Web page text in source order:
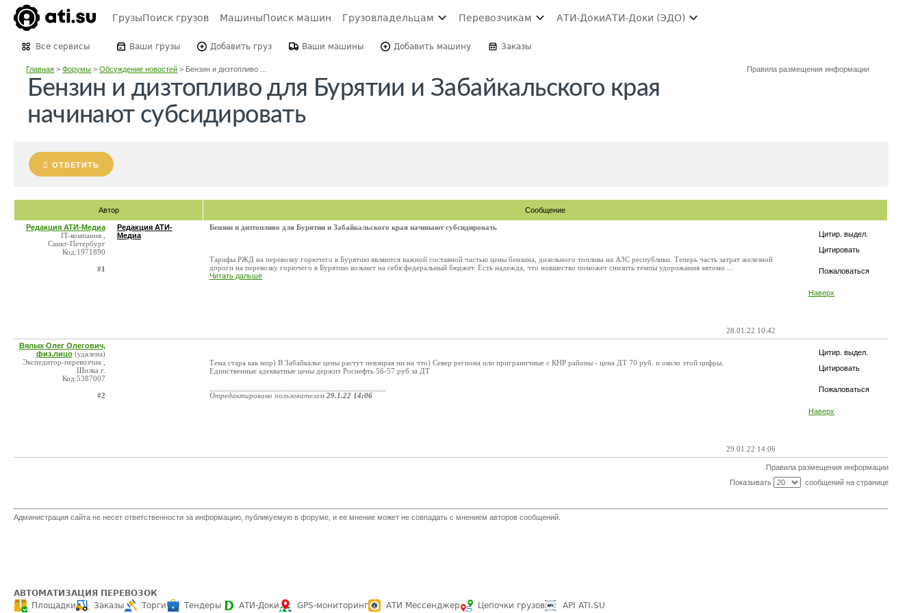
ГрузыПоиск грузов МашиныПоиск машин Грузовладельцам Перевозчикам АТИ-ДокиАТИ-Доки (ЭДО)
Все сервисы Ваши грузы Добавить груз Ваши машины Добавить машину Заказы
Главная >Форумы >Обсуждение новостей > Бензин и дизтопливо ... Правила размещения информации
Бензин и дизтопливо для Бурятии и Забайкальского края
начинают субсидировать
ОТВЕТИТЬ
Автор Сообщение
Цитир. выдел.
Цитировать
Пожаловаться
Наверх
Редакция АТИ-Медиа
IT-компания ,
Санкт-Петербург
Код:1971890
#1
Редакция АТИ-
Медиа
Бензин и дизтопливо для Бурятии и Забайкальского края начинают субсидировать
Тарифы РЖД на перевозку горючего в Бурятию являются важной составной частью цены бензина, дизельного топлива на АЗС республики. Теперь часть затрат железной
дороги на перевозку горючего в Бурятию возьмет на себя федеральный бюджет. Есть надежда, что новшество поможет снизить темпы удорожания автомо ...
Читать дальше
28.01.22 10:42
Цитир. выдел.
Цитировать
Пожаловаться
Наверх
Вялых Олег Олегович,
физ.лицо (удалена)
Экспедитор-перевозчик ,
Шилка г.
Код:5387007
#2
Тема стара как мир) В Забайкалье цены растут невзирая ни на что) Север региона или приграничные с КНР районы - цена ДТ 70 руб. и около этой цифры.
Единственные адекватные цены держит Роснефть 56-57 руб за ДТ
Отредактировано пользователем 29.1.22 14:06
29.01.22 14:06
Правила размещения информации
Показывать
сообщений на странице
Администрация сайта не несет ответственности за информацию, публикуемую в форуме, и ее мнение может не совпадать с мнением авторов сообщений.
АВТОМАТИЗАЦИЯ ПЕРЕВОЗОК
Площадки
Заказы Торги Тендеры АТИ-Доки GPS-мониторинг АТИ Мессенджер Цепочки грузов API ATI.SU